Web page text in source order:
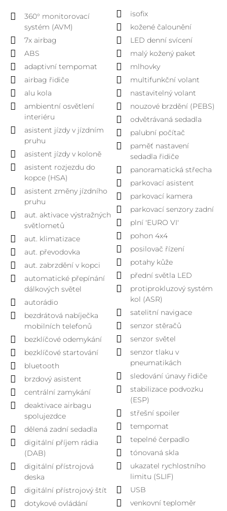
360° monitorovací
systém (AVM)
7x airbag
ABS
adaptivní tempomat
airbag řidiče
alu kola
ambientní osvětlení
interiéru
asistent jízdy v jízdním
pruhu
asistent jízdy v koloně
asistent rozjezdu do
kopce (HSA)
asistent změny jízdního
pruhu
aut. aktivace výstražných
světlometů
aut. klimatizace
aut. převodovka
aut. zabrzdění v kopci
automatické přepínání
dálkových světel
autorádio
bezdrátová nabíječka
mobilních telefonů
bezklíčové odemykání
bezklíčové startování
bluetooth
brzdový asistent
centrální zamykání
deaktivace airbagu
spolujezdce
dělená zadní sedadla
digitální příjem rádia
(DAB)
digitální přístrojová
deska
digitální přístrojový štít
dotykové ovládání
isofix
kožené čalounění
LED denní svícení
malý kožený paket
mlhovky
multifunkční volant
nastavitelný volant
nouzové brzdění (PEBS)
odvětrávaná sedadla
palubní počítač
paměť nastavení
sedadla řidiče
panoramatická střecha
parkovací asistent
parkovací kamera
parkovací senzory zadní
plní 'EURO VI'
pohon 4x4
posilovač řízení
potahy kůže
přední světla LED
protiprokluzový systém
kol (ASR)
satelitní navigace
senzor stěračů
senzor světel
senzor tlaku v
pneumatikách
sledování únavy řidiče
stabilizace podvozku
(ESP)
střešní spoiler
tempomat
tepelné čerpadlo
tónovaná skla
ukazatel rychlostního
limitu (SLIF)
USB
venkovní teploměr